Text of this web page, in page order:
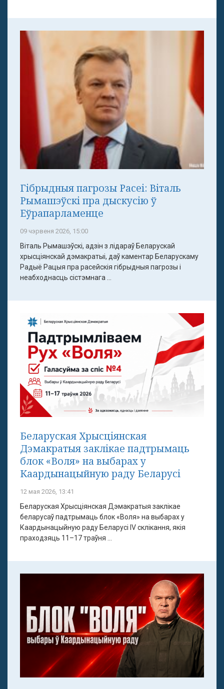
Гібрыдныя пагрозы Расеі: Віталь
Рымашэўскі пра дыскусію ў
Еўрапарламенце
09 чэрвеня 2026, 15:00
Віталь Рымашэўскі, адзін з лідараў Беларускай
хрысціянскай дэмакратыі, даў каментар Беларускаму
Радыё Рацыя пра расейскія гібрыдныя пагрозы і
неабходнасць сістэмнага ...
Беларуская Хрысціянская
Дэмакратыя заклікае падтрымаць
блок «Воля» на выбарах у
Каардынацыйную раду Беларусі
12 мая 2026, 13:41
Беларуская Хрысціянская Дэмакратыя заклікае
беларусаў падтрымаць блок «Воля» на выбарах у
Каардынацыйную раду Беларусі IV склікання, якія
праходзяць 11–17 траўня ...